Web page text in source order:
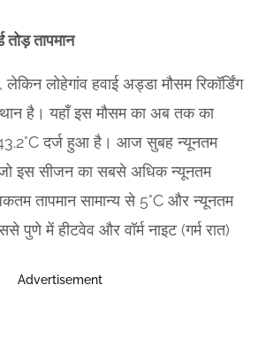
तोड़ तापमान
लोहेगांव हवाई अड्डा मौसम रिकॉर्डिंग
है। यहाँ इस मौसम का अब तक का
दर्ज हुआ है। आज सुबह न्यूनतम
जो इस सीजन का सबसे अधिक न्यूनतम
तापमान सामान्य से 5°C और न्यूनतम
पुणे में हीटवेव और वॉर्म नाइट (गर्म रात)
Advertisement